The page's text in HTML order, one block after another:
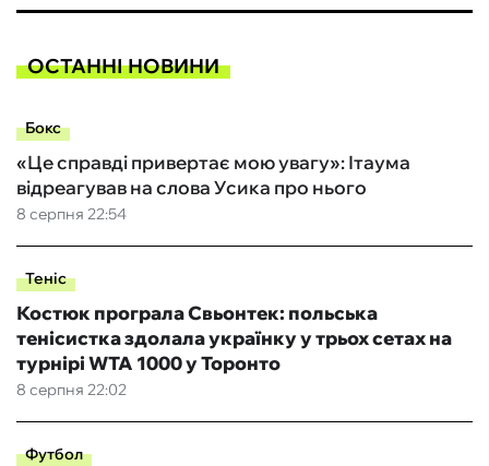
ОСТАННІ НОВИНИ
Бокс
8 серпня 22:54
«Це справді привертає мою увагу»: Ітаума
відреагував на слова Усика про нього
Теніс
8 серпня 22:02
Костюк програла Свьонтек: польська
тенісистка здолала українку у трьох сетах на
турнірі WTA 1000 у Торонто
Футбол